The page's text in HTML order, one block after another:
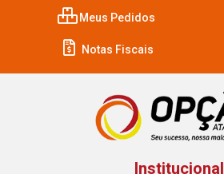
Meus Pedidos
Notas Fiscais
Institucional